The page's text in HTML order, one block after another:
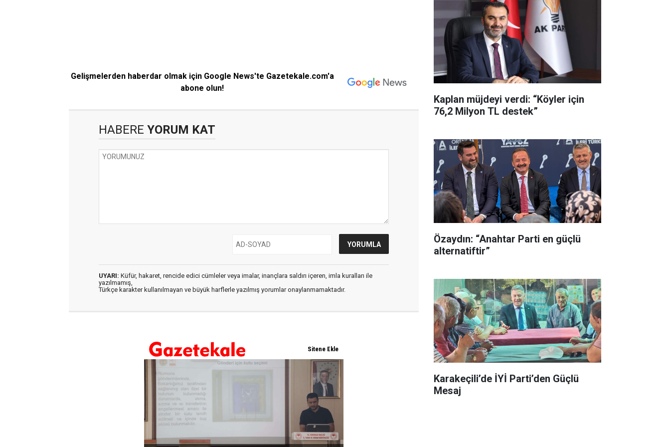
Gelişmelerden haberdar olmak için Google News'te Gazetekale.com'a
abone olun!
HABERE YORUM KAT
UYARI: Küfür, hakaret, rencide edici cümleler veya imalar, inançlara saldırı içeren, imla kuralları ile
yazılmamış,
Türkçe karakter kullanılmayan ve büyük harflerle yazılmış yorumlar onaylanmamaktadır.
Kaplan müjdeyi verdi: “Köyler için
76,2 Milyon TL destek”
Özaydın: “Anahtar Parti en güçlü
alternatiftir”
Karakeçili’de İYİ Parti’den Güçlü
Mesaj